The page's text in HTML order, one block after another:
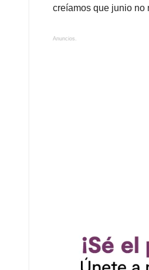
creíamos que junio no
Anuncios.